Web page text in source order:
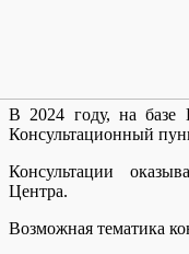
В 2024 году, на
Консультационный
Консультации
Центра.
Возможная тематика